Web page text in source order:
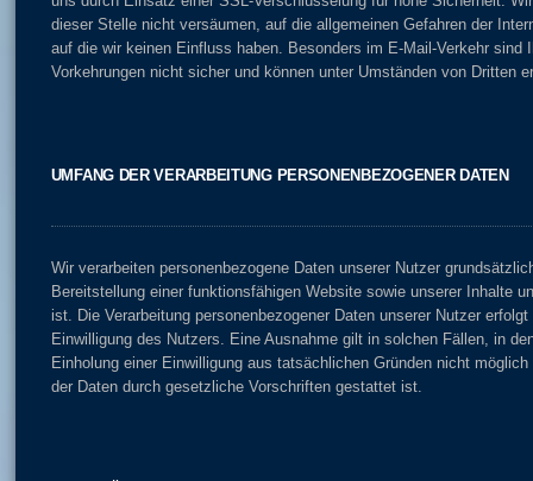
dieser Stelle nicht versäumen, auf die allgemeinen Gefahren der
auf die wir keinen Einfluss haben. Besonders im E-Mail-Verkehr sind
Vorkehrungen nicht sicher und können unter Umständen von Dritten
UMFANG DER VERARBEITUNG PERSONENBEZOGENER DATEN
Wir verarbeiten personenbezogene Daten unserer Nutzer
Bereitstellung einer funktionsfähigen Website sowie unserer Inhalte
ist. Die Verarbeitung personenbezogener Daten unserer Nutzer
Einwilligung des Nutzers. Eine Ausnahme gilt in solchen Fällen, in
Einholung einer Einwilligung aus tatsächlichen Gründen nicht
der Daten durch gesetzliche Vorschriften gestattet ist.